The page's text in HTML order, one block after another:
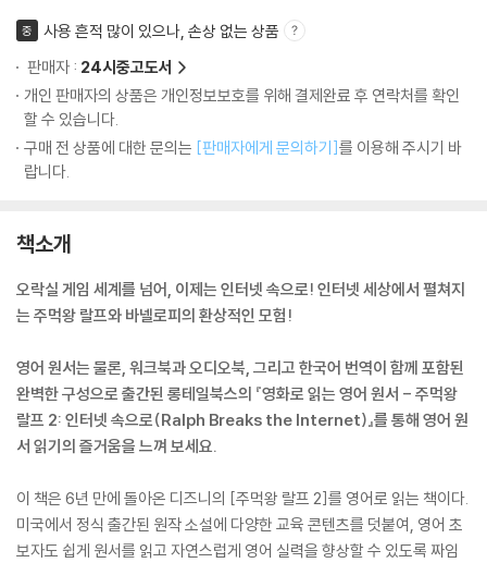
중
사용 흔적 많이 있으나, 손상 없는 상품
판매자 : 24시중고도서
개인 판매자의 상품은 개인정보보호를 위해 결제완료 후 연락처를 확인
할 수 있습니다.
구매 전 상품에 대한 문의는 [판매자에게 문의하기]를 이용해 주시기 바
랍니다.
책소개
오락실 게임 세계를 넘어, 이제는 인터넷 속으로! 인터넷 세상에서 펼쳐지
는 주먹왕 랄프와 바넬로피의 환상적인 모험!
영어 원서는 물론, 워크북과 오디오북, 그리고 한국어 번역이 함께 포함된
완벽한 구성으로 출간된 롱테일북스의 『영화로 읽는 영어 원서 - 주먹왕
랄프 2: 인터넷 속으로(Ralph Breaks the Internet)』를 통해 영어 원
서 읽기의 즐거움을 느껴 보세요.
이 책은 6년 만에 돌아온 디즈니의 [주먹왕 랄프 2]를 영어로 읽는 책이다.
미국에서 정식 출간된 원작 소설에 다양한 교육 콘텐츠를 덧붙여, 영어 초
보자도 쉽게 원서를 읽고 자연스럽게 영어 실력을 향상할 수 있도록 짜임